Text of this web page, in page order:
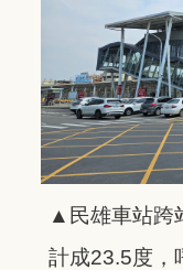
▲民雄車站跨
計成23.5度，